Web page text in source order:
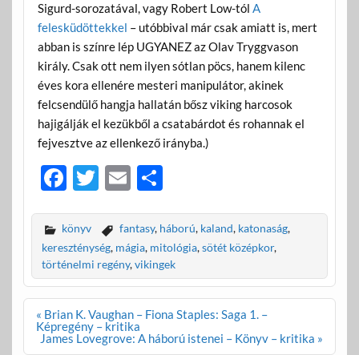
Sigurd-sorozatával, vagy Robert Low-tól A
felesküdöttekkel – utóbbival már csak amiatt is, mert
abban is színre lép UGYANEZ az Olav Tryggvason
király. Csak ott nem ilyen sótlan pöcs, hanem kilenc
éves kora ellenére mesteri manipulátor, akinek
felcsendülő hangja hallatán bősz viking harcosok
hajigálják el kezükből a csatabárdot és rohannak el
fejvesztve az ellenkező irányba.)
F
e
b
o
o
k
T
itt
er
E
ail
O
za
m
e
g
könyv fantasy, háború, kaland, katonaság,
kereszténység, mágia, mitológia,sötét középkor,
történelmi regény,vikingek
Bejegyzés
navigáció
« Brian K. Vaughan – Fiona Staples: Saga 1. –
Képregény – kritika
James Lovegrove: A háború istenei – Könyv – kritika »